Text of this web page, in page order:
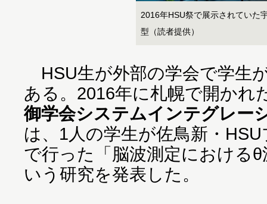
2016年HSU祭で展示されていた
型（読者提供）
HSU生が外部の学会で学生
ある。2016年に札幌で開かれ
御学会システムインテグレー
は、1人の学生が佐鳥新・
で行った「脳波測定における
いう研究を発表した。